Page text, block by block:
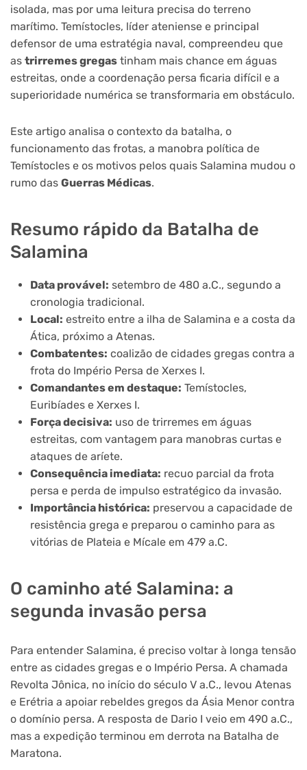
isolada, mas por uma leitura precisa do terreno
marítimo. Temístocles, líder ateniense e principal
defensor de uma estratégia naval, compreendeu que
as trirremes gregas tinham mais chance em águas
estreitas, onde a coordenação persa ficaria difícil e a
superioridade numérica se transformaria em obstáculo.
Este artigo analisa o contexto da batalha, o
funcionamento das frotas, a manobra política de
Temístocles e os motivos pelos quais Salamina mudou o
rumo das Guerras Médicas.
Resumo rápido da Batalha de
Salamina
Data provável: setembro de 480 a.C., segundo a
cronologia tradicional.
Local: estreito entre a ilha de Salamina e a costa da
Ática, próximo a Atenas.
Combatentes: coalizão de cidades gregas contra a
frota do Império Persa de Xerxes I.
Comandantes em destaque: Temístocles,
Euribíades e Xerxes I.
Força decisiva: uso de trirremes em águas
estreitas, com vantagem para manobras curtas e
ataques de aríete.
Consequência imediata: recuo parcial da frota
persa e perda de impulso estratégico da invasão.
Importância histórica: preservou a capacidade de
resistência grega e preparou o caminho para as
vitórias de Plateia e Mícale em 479 a.C.
O caminho até Salamina: a
segunda invasão persa
Para entender Salamina, é preciso voltar à longa tensão
entre as cidades gregas e o Império Persa. A chamada
Revolta Jônica, no início do século V a.C., levou Atenas
e Erétria a apoiar rebeldes gregos da Ásia Menor contra
o domínio persa. A resposta de Dario I veio em 490 a.C.,
mas a expedição terminou em derrota na Batalha de
Maratona.